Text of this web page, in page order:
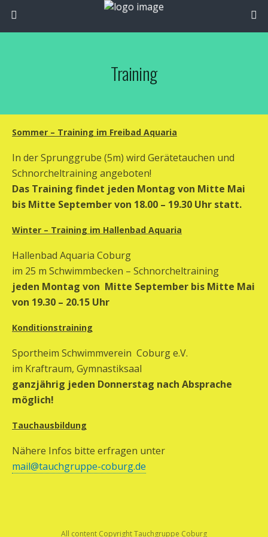
Training
Sommer – Training im Freibad Aquaria
In der Sprunggrube (5m) wird Gerätetauchen und
Schnorcheltraining angeboten!
Das Training findet jeden Montag von Mitte Mai
bis Mitte September von 18.00 – 19.30 Uhr statt.
Winter – Training im Hallenbad Aquaria
Hallenbad Aquaria Coburg
im 25 m Schwimmbecken – Schnorcheltraining
jeden Montag von Mitte September bis Mitte Mai
von 19.30 – 20.15 Uhr
Konditionstraining
Sportheim Schwimmverein Coburg e.V.
im Kraftraum, Gymnastiksaal
ganzjährig jeden Donnerstag nach Absprache
möglich!
Tauchausbildung
Nähere Infos bitte erfragen unter
mail@tauchgruppe-coburg.de
All content Copyright Tauchgruppe Coburg